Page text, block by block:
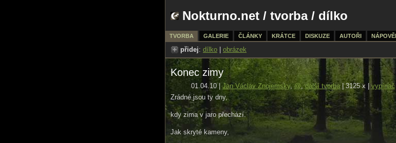
Nokturno.net / tvorba/ dílko
TVORBA GALERIE ČLÁNKY KRÁTCE DISKUZE AUTOŘI
přidej: dílko obrázek
Konec zimy
01.04.10 |Jan Václav Znojemsky, @,další tvorba| 3125 x |vypínač
Zrádné jsou ty dny,
kdy zima v jaro přechází.
Jak skryté kameny,